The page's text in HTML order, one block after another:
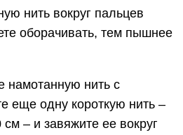
нить вокруг пальцев
оборачивать, тем пышнее
намотанную нить с
еще одну короткую нить –
– и завяжите ее вокруг